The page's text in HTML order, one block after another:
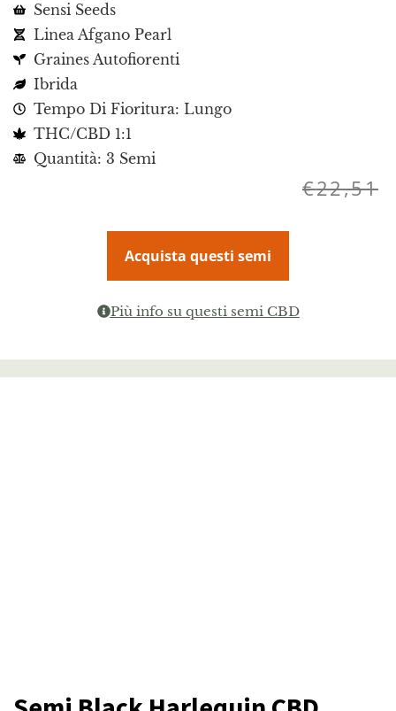
Sensi Seeds
Linea Afgano Pearl
Graines Autofiorenti
Ibrida
Tempo Di Fioritura: Lungo
THC/CBD 1:1
Quantità: 3 Semi
€22,51
Acquista questi semi
Più info su questi semi CBD